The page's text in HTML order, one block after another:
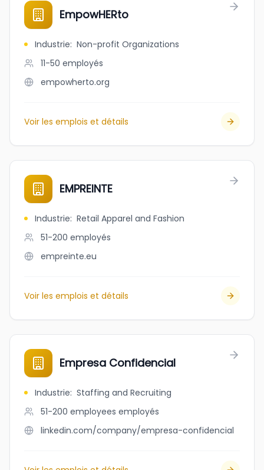
EmpowHERto
Industrie: Non-profit Organizations
11-50 employés
empowherto.org
Voir les emplois et détails
EMPREINTE
Industrie: Retail Apparel and Fashion
51-200 employés
empreinte.eu
Voir les emplois et détails
Empresa Confidencial
Industrie: Staffing and Recruiting
51-200 employees employés
linkedin.com/company/empresa-confidencial